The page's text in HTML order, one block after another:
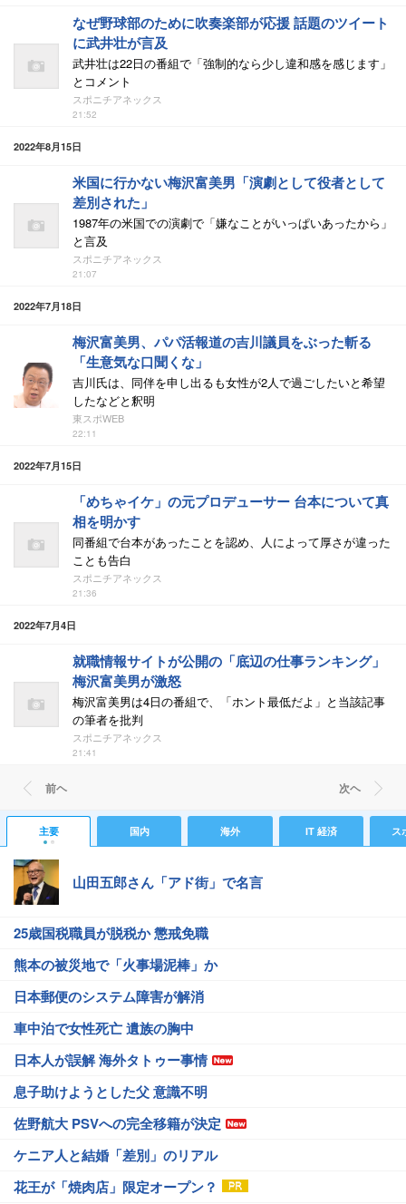
なぜ野球部のために吹奏楽部が応援 話題のツイート
に武井壮が言及
武井壮は22日の番組で「強制的なら少し違和感を感じます」
とコメント
スポニチアネックス
21:52
2022年8月15日
米国に行かない梅沢富美男「演劇として役者として
差別された」
1987年の米国での演劇で「嫌なことがいっぱいあったから」
と言及
スポニチアネックス
21:07
2022年7月18日
梅沢富美男、パパ活報道の吉川議員をぶった斬る
「生意気な口聞くな」
吉川氏は、同伴を申し出るも女性が2人で過ごしたいと希望
したなどと釈明
東スポWEB
22:11
2022年7月15日
「めちゃイケ」の元プロデューサー 台本について真
相を明かす
同番組で台本があったことを認め、人によって厚さが違った
ことも告白
スポニチアネックス
21:36
2022年7月4日
就職情報サイトが公開の「底辺の仕事ランキング」
梅沢富美男が激怒
梅沢富美男は4日の番組で、「ホント最低だよ」と当該記事
の筆者を批判
スポニチアネックス
21:41
前ヘ 次ヘ
主要 国内 海外 IT 経済 ス
山田五郎さん「アド街」で名言
25歳国税職員が脱税か 懲戒免職
熊本の被災地で「火事場泥棒」か
日本郵便のシステム障害が解消
車中泊で女性死亡 遺族の胸中
日本人が誤解 海外タトゥー事情
息子助けようとした父 意識不明
佐野航大 PSVへの完全移籍が決定
ケニア人と結婚「差別」のリアル
花王が「焼肉店」限定オープン？